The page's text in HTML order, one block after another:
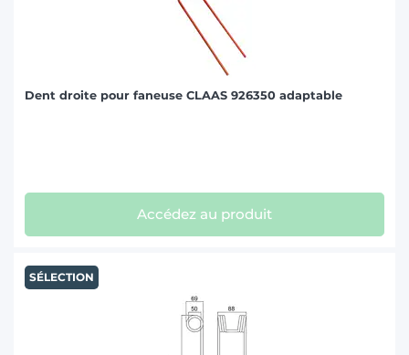
Dent droite pour faneuse CLAAS 926350 adaptable
Accédez au produit
SÉLECTION